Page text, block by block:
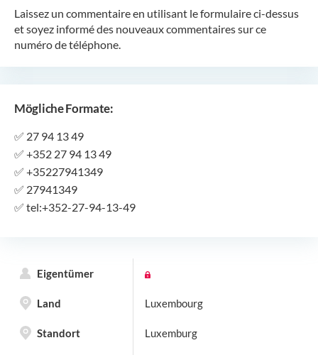
Laissez un commentaire en utilisant le formulaire ci-dessus
et soyez informé des nouveaux commentaires sur ce
numéro de téléphone.
Mögliche Formate:
✅ 27 94 13 49
✅ +352 27 94 13 49
✅ +35227941349
✅ 27941349
✅ tel:+352-27-94-13-49
Eigentümer
Land Luxembourg
Standort Luxemburg